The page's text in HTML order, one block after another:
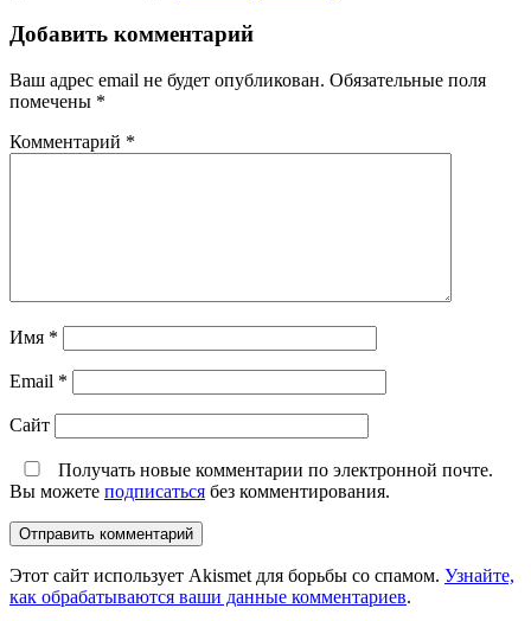
Добавить комментарий
Ваш адрес email не будет опубликован. Обязательные поля
помечены *
Комментарий *
Имя *
Email *
Сайт
Получать новые комментарии по электронной почте.
Вы можете подписаться без комментирования.
Этот сайт использует Akismet для борьбы со спамом. Узнайте,
как обрабатываются ваши данные комментариев.